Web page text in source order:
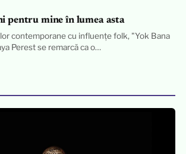
pentru mine în lumea asta
contemporane cu influențe folk, "Yok Bana
Perest se remarcă ca o…